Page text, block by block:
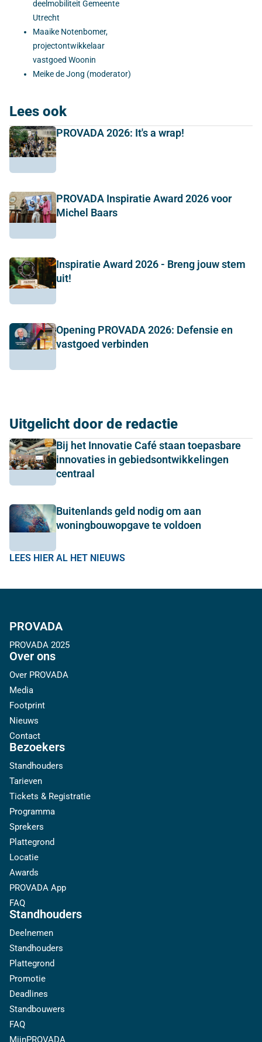
deelmobiliteit Gemeente
Utrecht
Maaike Notenbomer,
projectontwikkelaar
vastgoed Woonin
Meike de Jong (moderator)
Lees ook
PROVADA 2026: It's a wrap!
PROVADA Inspiratie Award 2026 voor
Michel Baars
Inspiratie Award 2026 - Breng jouw stem
uit!
Opening PROVADA 2026: Defensie en
vastgoed verbinden
Uitgelicht door de redactie
Bij het Innovatie Café staan toepasbare
innovaties in gebiedsontwikkelingen
centraal
Buitenlands geld nodig om aan
woningbouwopgave te voldoen
LEES HIER AL HET NIEUWS
PROVADA
PROVADA 2025
Over ons
Over PROVADA
Media
Footprint
Nieuws
Contact
Bezoekers
Standhouders
Tarieven
Tickets & Registratie
Programma
Sprekers
Plattegrond
Locatie
Awards
PROVADA App
FAQ
Standhouders
Deelnemen
Standhouders
Plattegrond
Promotie
Deadlines
Standbouwers
FAQ
MijnPROVADA